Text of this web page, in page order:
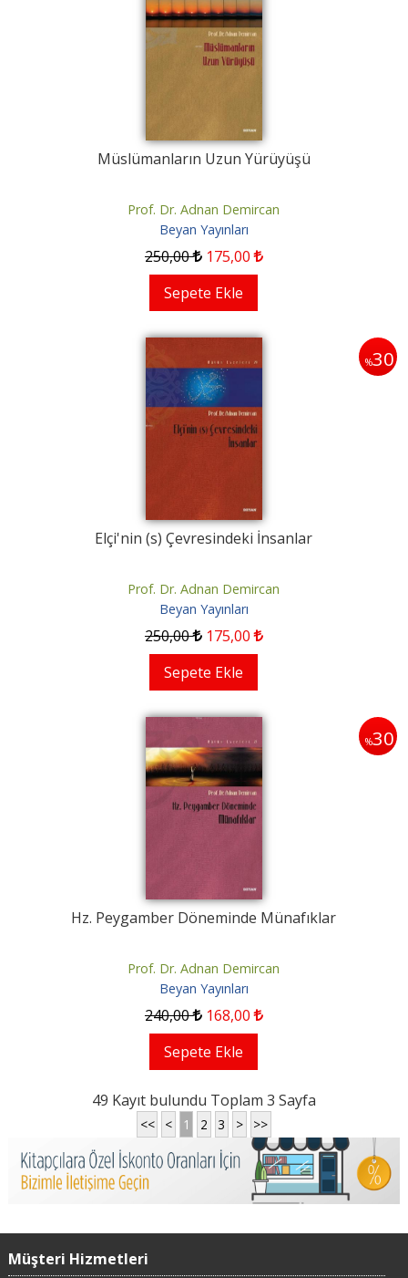
Müslümanların Uzun Yürüyüşü
Prof. Dr. Adnan Demircan
Beyan Yayınları
250,00 175,00
Sepete Ekle
%30
Elçi'nin (s) Çevresindeki İnsanlar
Prof. Dr. Adnan Demircan
Beyan Yayınları
250,00 175,00
Sepete Ekle
%30
Hz. Peygamber Döneminde Münafıklar
Prof. Dr. Adnan Demircan
Beyan Yayınları
240,00 168,00
Sepete Ekle
49 Kayıt bulundu Toplam 3 Sayfa
<< < 1 2 3 > >>
Müşteri Hizmetleri